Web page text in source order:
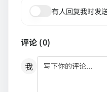
有人回复我时发
评论 (0)
我